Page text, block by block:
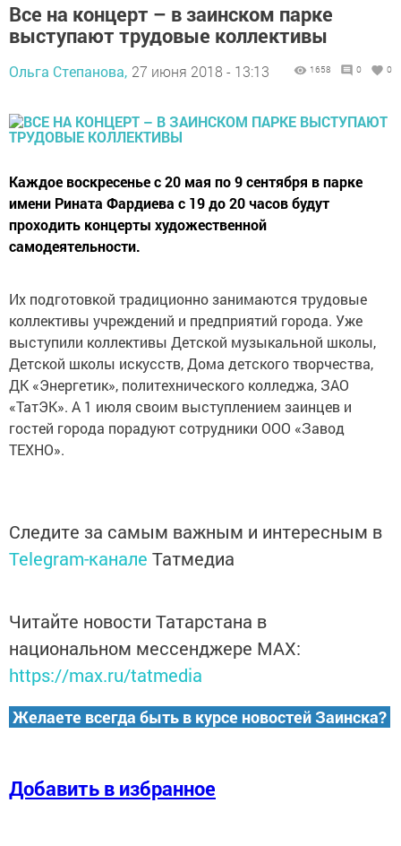
Все на концерт – в заинском парке
выступают трудовые коллективы
Ольга Степанова, 27 июня 2018 - 13:13 1658 0 0
Каждое воскресенье с 20 мая по 9 сентября в парке
имени Рината Фардиева с 19 до 20 часов будут
проходить концерты художественной
самодеятельности.
Их подготовкой традиционно занимаются трудовые
коллективы учреждений и предприятий города. Уже
выступили коллективы Детской музыкальной школы,
Детской школы искусств, Дома детского творчества,
ДК «Энергетик», политехнического колледжа, ЗАО
«ТатЭК». А 1 июля своим выступлением заинцев и
гостей города порадуют сотрудники ООО «Завод
ТЕХНО».
Следите за самым важным и интересным в
Telegram-канале Татмедиа
Читайте новости Татарстана в
национальном мессенджере MАХ:
https://max.ru/tatmedia
Желаете всегда быть в курсе новостей Заинска?
Добавить в избранное